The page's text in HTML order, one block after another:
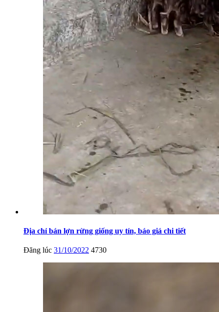
Địa chỉ bán lợn rừng giống uy tín, báo giá chi tiết
Đăng lúc 31/10/2022 4730